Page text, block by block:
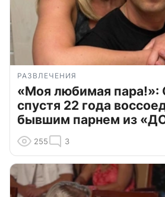
РАЗВЛЕЧЕНИЯ
«Моя любимая пара!»:
спустя 22 года
бывшим парнем из
255 3